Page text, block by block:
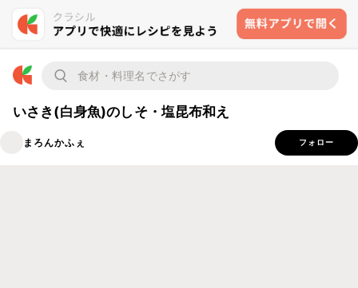
いさき(白身魚)のしそ・塩昆布和え
まろんかふぇ フォロー